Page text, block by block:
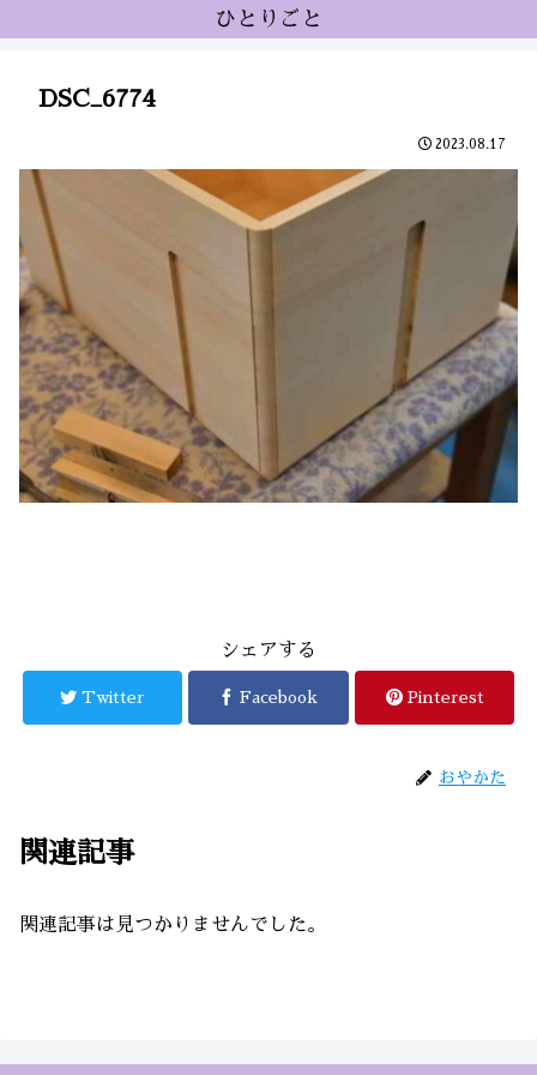
ひとりごと
DSC_6774
2023.08.17
シェアする
Twitter Facebook Pinterest
おやかた
関連記事
関連記事は見つかりませんでした。